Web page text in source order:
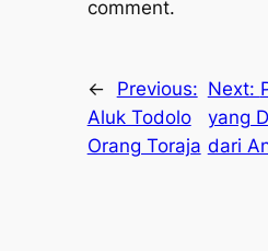
comment.
←
Previous:
Aluk Todolo
Orang Toraja
Next:
yang
dari